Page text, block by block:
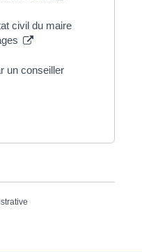
civil du maire
un conseiller